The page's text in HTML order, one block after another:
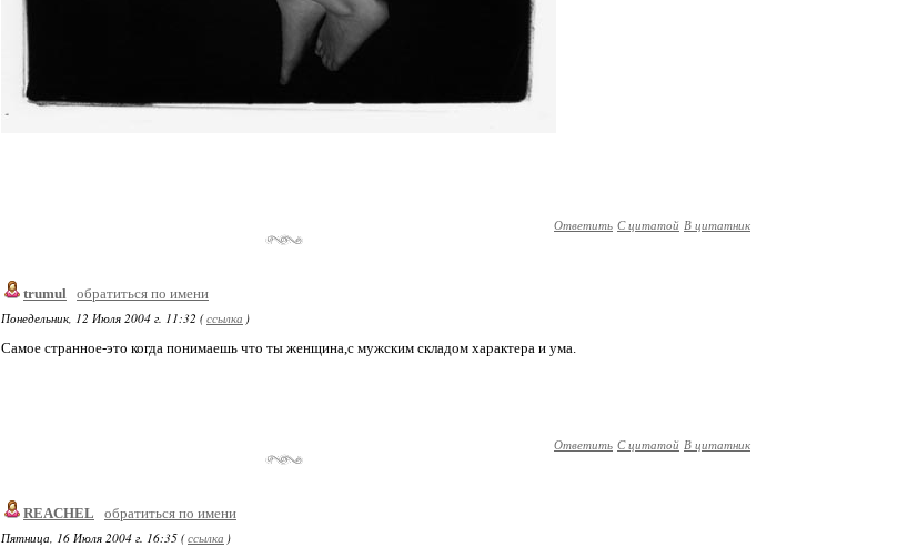
Ответить С цитатой В цитатник
trumul обратиться по имени
Понедельник, 12 Июля 2004 г. 11:32 (ссылка )
Самое странное-это когда понимаешь что ты женщина,с мужским складом характера и ума.
Ответить С цитатой В цитатник
REACHEL
обратиться по имени
Пятница, 16 Июля 2004 г. 16:35 (ссылка )